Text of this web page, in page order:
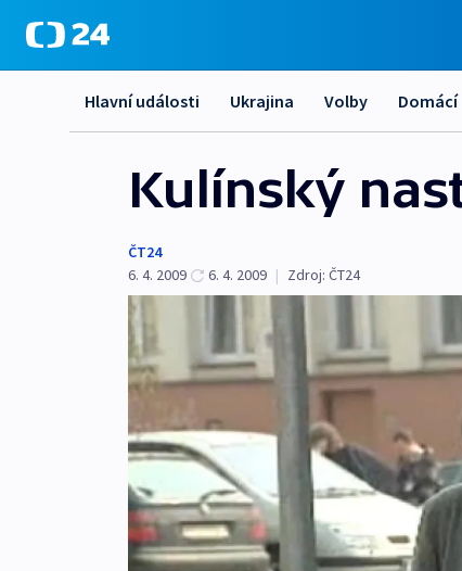
Hlavní události Ukrajina Volby Domácí
Kulínský
ČT24
6. 4. 2009
6. 4. 2009 | Zdroj: ČT24